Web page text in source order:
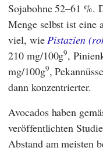
Sojabohne 52–61 %.
Menge selbst ist eine
viel, wie Pistazien
210 mg/100g9,
mg/100g9,
dann konzentrierter.
Avocados haben
veröffentlichten Studie
Abstand am meisten